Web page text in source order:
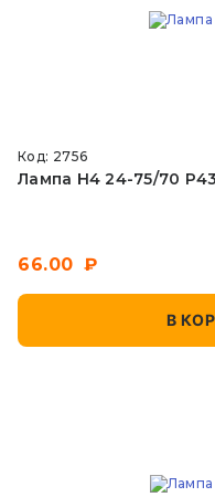
Код: 2756
Лампа Н4 24-75/70
66.00
В